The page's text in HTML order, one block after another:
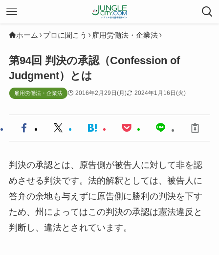
ホーム プロに聞こう 雇用労働法・企業法
第94回 判決の承認（Confession of
Judgment）とは
雇用労働法・企業法 2016年2月29日(月) 2024年1月16日(火)
判決の承認とは、原告側が被告人に対して非を認
めさせる判決です。法的解釈としては、被告人に
答弁の余地も与えずに原告側に勝利の判決を下す
ため、州によってはこの判決の承認は憲法違反と
判断し、違法とされています。